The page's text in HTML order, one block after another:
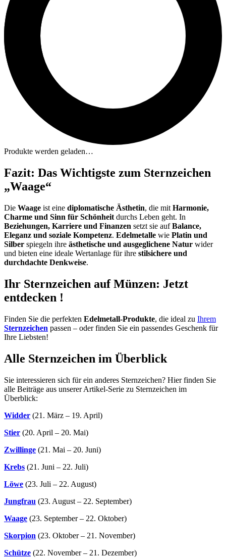
Produkte werden geladen…
Fazit: Das Wichtigste zum Sternzeichen
„Waage“
Die Waage ist eine diplomatische Ästhetin, die mit Harmonie,
Charme und Sinn für Schönheit durchs Leben geht. In
Beziehungen, Karriere und Finanzen setzt sie aufBalance,
Eleganz und soziale Kompetenz. Edelmetalle wie Platin und
Silber spiegeln ihre ästhetische und ausgeglichene Natur wider
und bieten eine ideale Wertanlage für ihre stilsichere und
durchdachte Denkweise.
Ihr Sternzeichen auf Münzen: Jetzt
entdecken !
Finden Sie die perfekten Edelmetall-Produkte, die ideal zu Ihrem
Sternzeichen passen – oder finden Sie ein passendes Geschenk für
Ihre Liebsten!
Alle Sternzeichen im Überblick
Sie interessieren sich für ein anderes Sternzeichen? Hier finden Sie
alle Beiträge aus unserer Artikel-Serie zu Sternzeichen im
Überblick:
Widder (21. März – 19. April)
Stier (20. April – 20. Mai)
Zwillinge (21. Mai – 20. Juni)
Krebs (21. Juni – 22. Juli)
Löwe (23. Juli – 22. August)
Jungfrau (23. August – 22. September)
Waage (23. September – 22. Oktober)
Skorpion (23. Oktober – 21. November)
Schütze (22. November – 21. Dezember)